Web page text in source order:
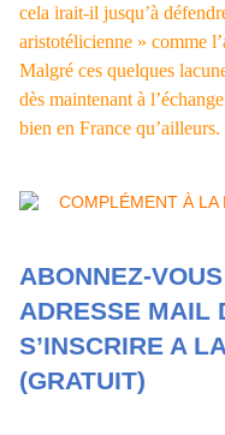
cela irait-il jusqu’à
aristotélicienne » comme
Malgré ces quelques
dès maintenant à
bien en France qu’ailleurs.
ABONNEZ-
ADRESSE MAIL
S’INSCRIRE A
(GRATUIT)